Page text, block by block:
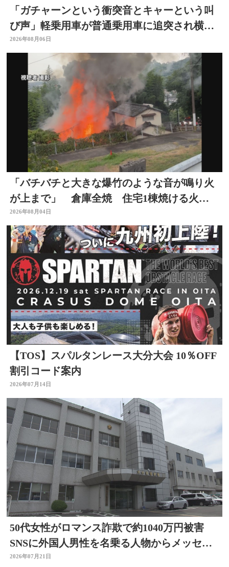
「ガチャーンという衝突音とキャーという叫
び声」軽乗用車が普通乗用車に追突され横
転 周囲騒然 大分
2026年08月06日
「バチバチと大きな爆竹のような音が鳴り火
が上まで」 倉庫全焼 住宅1棟焼ける火
事 大分
2026年08月04日
【TOS】スパルタンレース大分大会 10％OFF
割引コード案内
2026年07月14日
50代女性がロマンス詐欺で約1040万円被害
SNSに外国人男性を名乗る人物からメッセー
ジ 大分
2026年07月21日